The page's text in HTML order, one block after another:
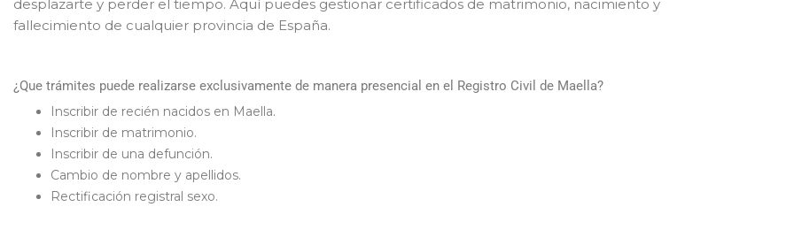
desplazarte y perder el tiempo. Aquí puedes gestionar certificados de matrimonio, nacimiento y
fallecimiento de cualquier provincia de España.
¿Que trámites puede realizarse exclusivamente de manera presencial en el Registro Civil de Maella?
Inscribir de recién nacidos en Maella.
Inscribir de matrimonio.
Inscribir de una defunción.
Cambio de nombre y apellidos.
Rectificación registral sexo.